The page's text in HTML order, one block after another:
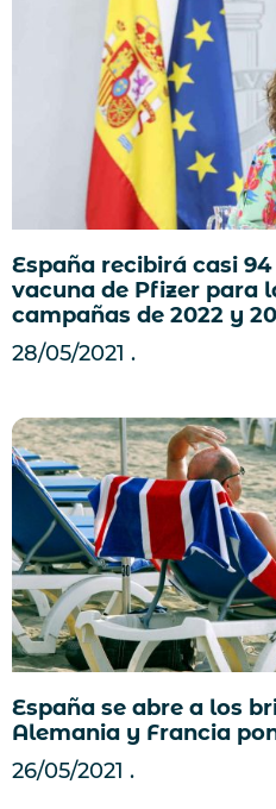
España recibirá casi
vacuna de Pfizer para
campañas de 2022 y
28/05/2021
España se abre a los
Alemania y Francia
26/05/2021